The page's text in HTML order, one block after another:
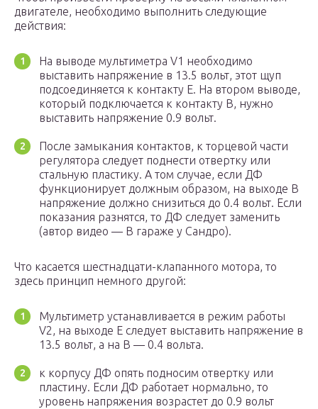
двигателе, необходимо выполнить следующие
действия:
На выводе мультиметра V1 необходимо
выставить напряжение в 13.5 вольт, этот щуп
подсоединяется к контакту Е. На втором выводе,
который подключается к контакту В, нужно
выставить напряжение 0.9 вольт.
После замыкания контактов, к торцевой части
регулятора следует поднести отвертку или
стальную пластику. А том случае, если ДФ
функционирует должным образом, на выходе В
напряжение должно снизиться до 0.4 вольт. Если
показания разнятся, то ДФ следует заменить
(автор видео — В гараже у Сандро).
Что касается шестнадцати-клапанного мотора, то
здесь принцип немного другой:
Мультиметр устанавливается в режим работы
V2, на выходе Е следует выставить напряжение в
13.5 вольт, а на В — 0.4 вольта.
к корпусу ДФ опять подносим отвертку или
пластину. Если ДФ работает нормально, то
уровень напряжения возрастет до 0.9 вольт